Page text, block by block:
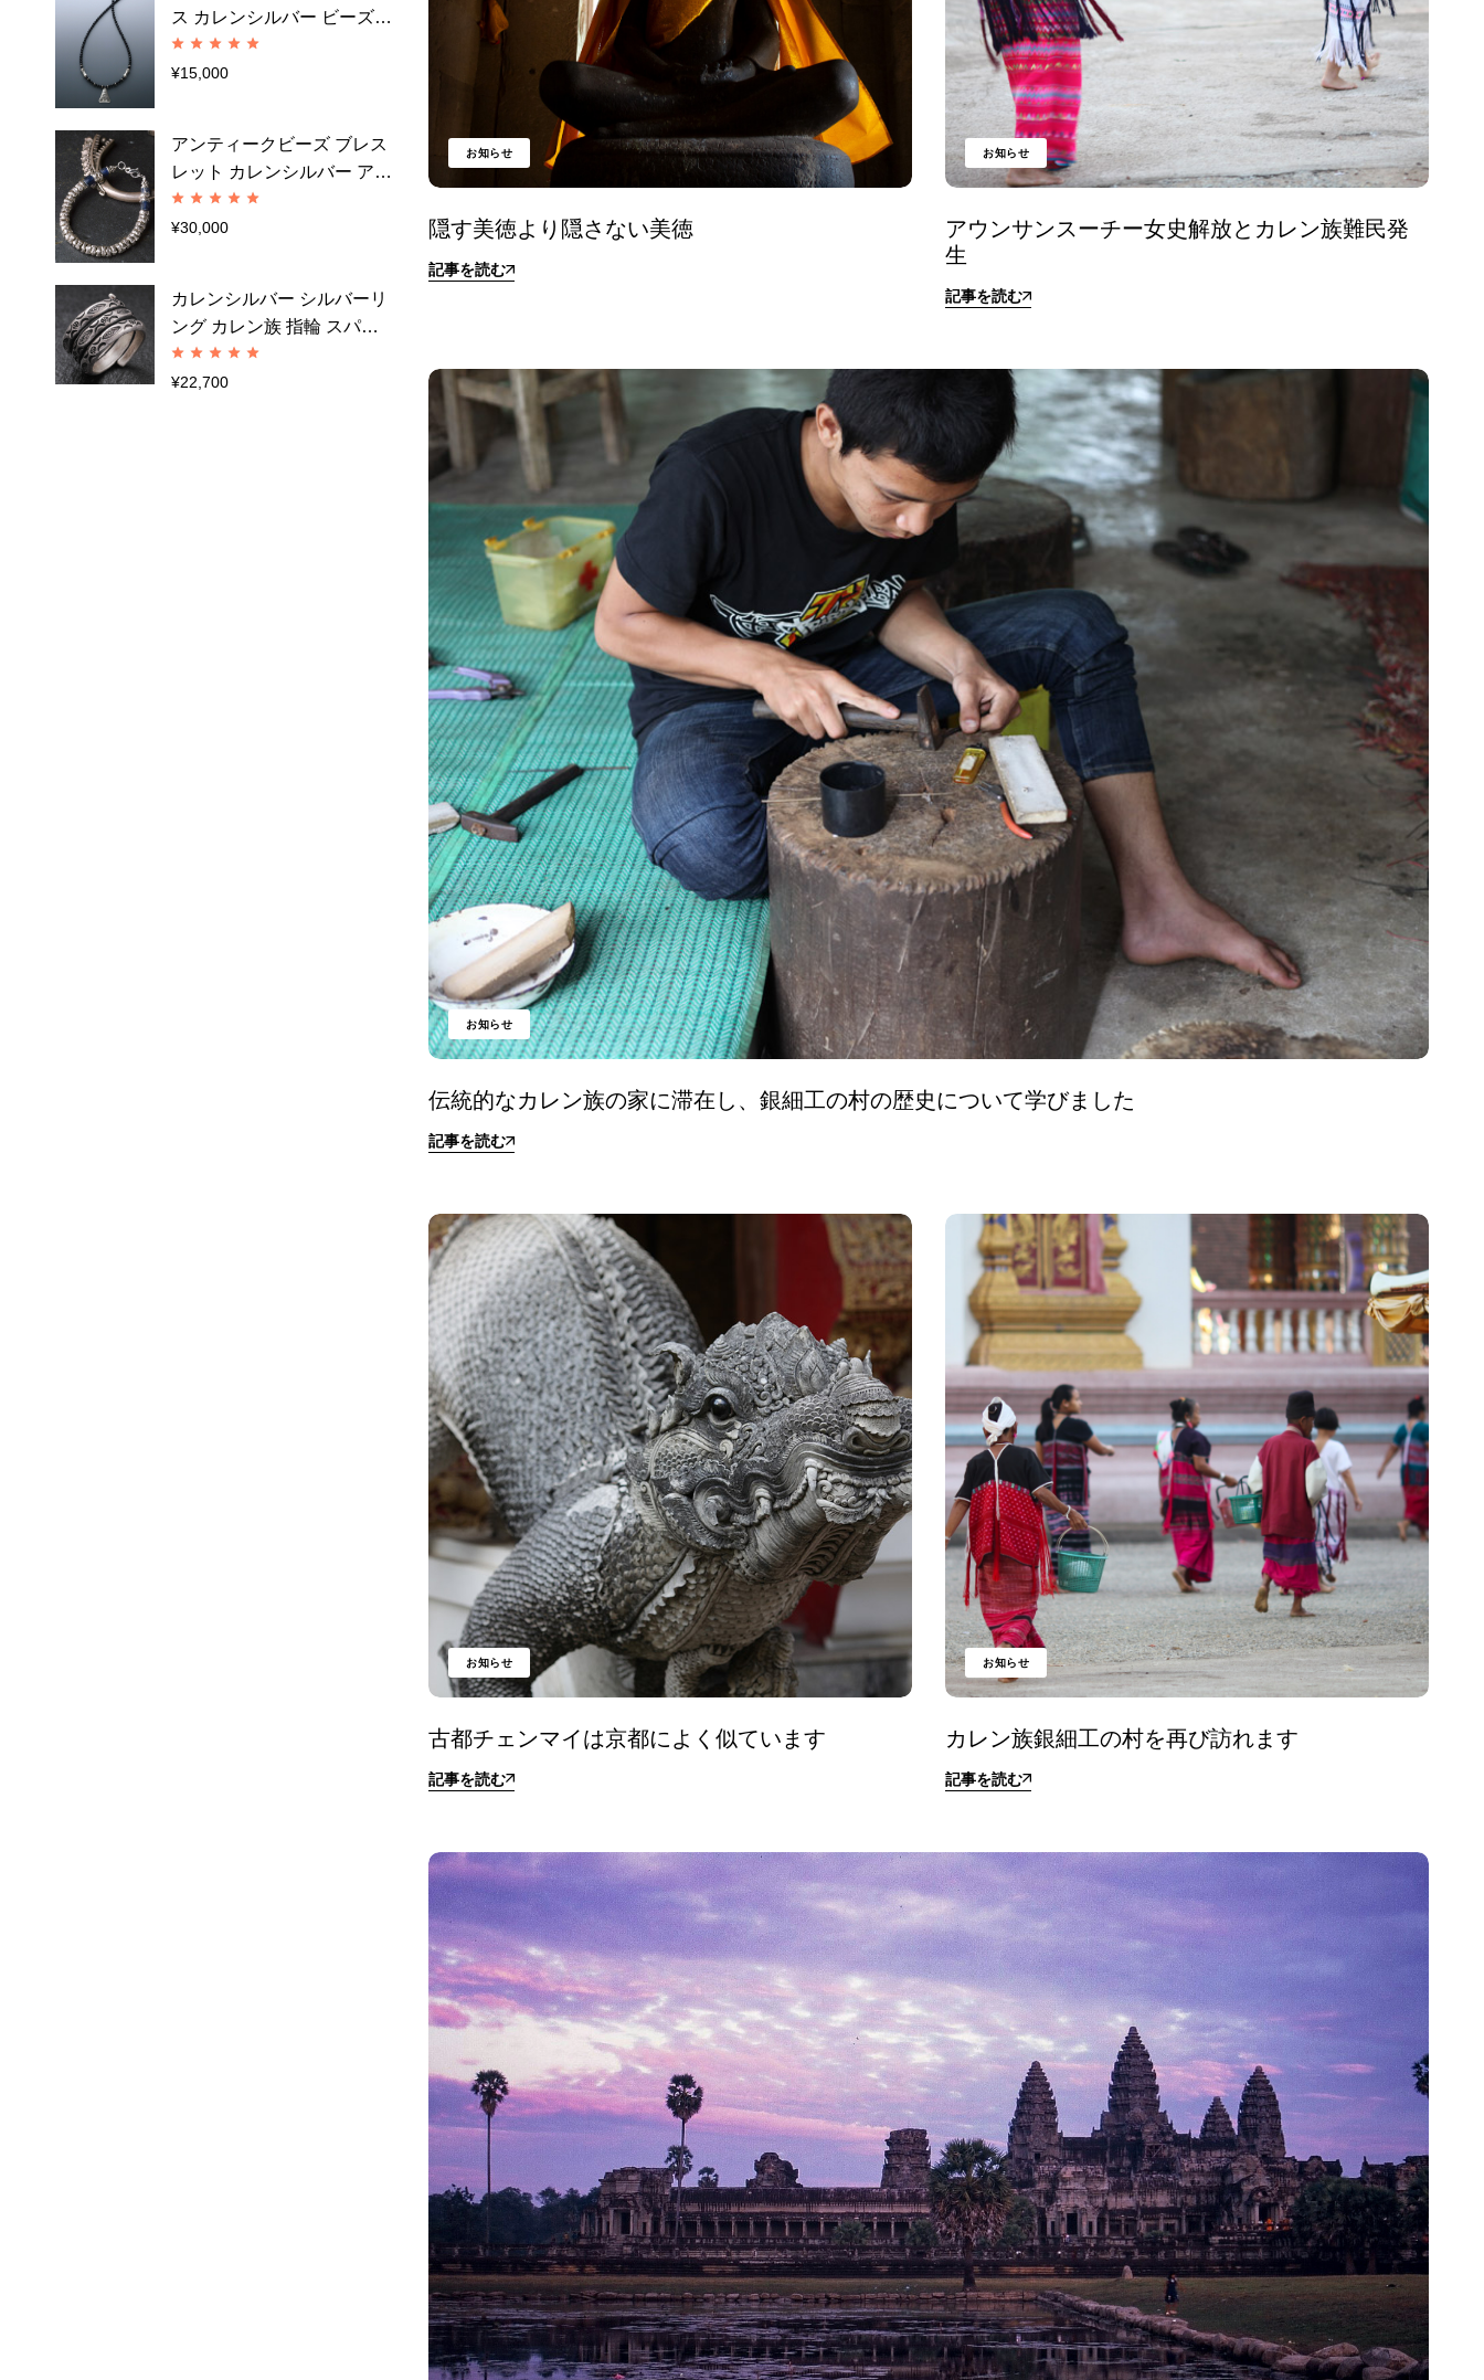
お知らせ
隠す美徳より隠さない美徳
記事を読む
お知らせ
アウンサンスーチー女史解放とカレン族難民発
生
記事を読む
お知らせ
伝統的なカレン族の家に滞在し、銀細工の村の歴史について学びました
記事を読む
お知らせ
古都チェンマイは京都によく似ています
記事を読む
お知らせ
カレン族銀細工の村を再び訪れます
記事を読む
ス カレンシルバー ビーズ
黒 三角形ペンダント カレン
族 a03-27
¥15,000
アンティークビーズ ブレス
レット カレンシルバー アン
クレット 青 インドパシフィ
ックビーズ カレン族 a05-66
¥30,000
カレンシルバー シルバーリ
ング カレン族 指輪 スパイ
ラル 幅広 極太 眼文様 フリ
ーサイズ 13号～29号a07-23
¥22,700